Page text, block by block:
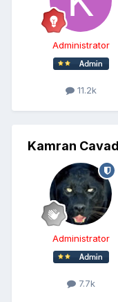
Administrator
11.2k
Kamran
Administrator
7.7k